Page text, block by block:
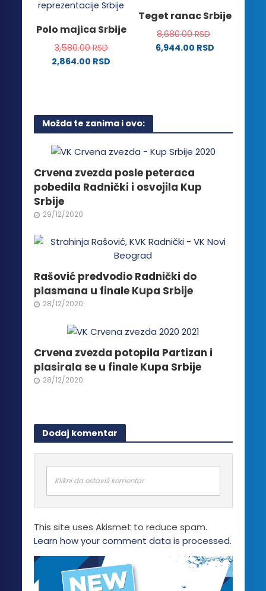
varijanti.
mogu
biti
izabrane
mogu
biti
izabrane
Polo majica Srbije
3,580.00RSD
2,864.00 RSD
više
varijanti.
mogu
biti
izabrane
stranici
Teget ranac Srbije
8,680.00RSD
6,944.00 RSD
Možda te zanima i ovo:
Crvena zvezda posle peteraca
pobedila Radnički i osvojila Kup
Srbije
29/12/2020
Rašović predvodio Radnički do
plasmana u finale Kupa Srbije
28/12/2020
Crvena zvezda potopila Partizan i
plasirala se u finale Kupa Srbije
28/12/2020
Dodaj komentar
Klikni da ostaviš komentar
This site uses Akismet to reduce spam.
Learn how your comment data is processed.